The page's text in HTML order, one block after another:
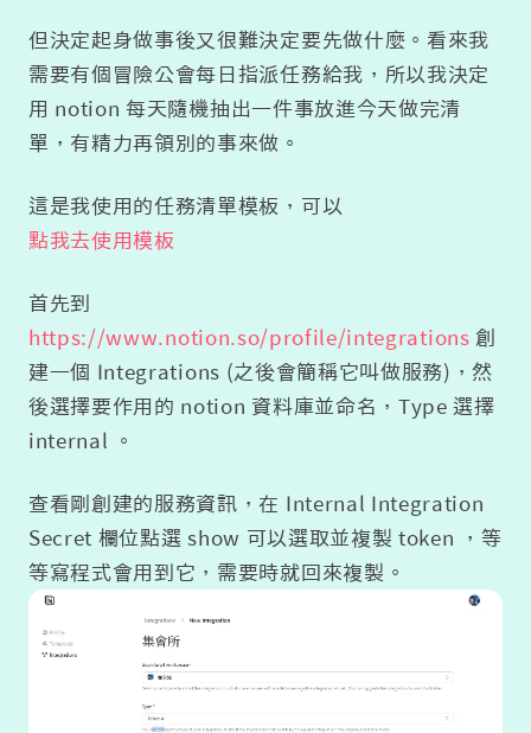
但決定起身做事後又很難決定要先做什麼。看來我
需要有個冒險公會每日指派任務給我，所以我決定
用 notion 每天隨機抽出一件事放進今天做完清
單，有精力再領別的事來做。
這是我使用的任務清單模板，可以
點我去使用模板
首先到
https://www.notion.so/profile/integrations 創
建一個 Integrations (之後會簡稱它叫做服務)，然
後選擇要作用的 notion 資料庫並命名，Type 選擇
internal 。
查看剛創建的服務資訊，在 Internal Integration
Secret 欄位點選 show 可以選取並複製 token ，等
等寫程式會用到它，需要時就回來複製。